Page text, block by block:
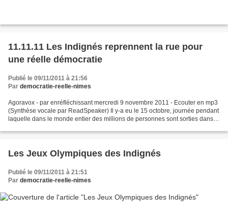
11.11.11 Les Indignés reprennent la rue pour
une réelle démocratie
Publié le 09/11/2011 à 21:56
Par democratie-reelle-nimes
Agoravox - par enréfléchissant mercredi 9 novembre 2011 - Ecouter en mp3
(Synthèse vocale par ReadSpeaker) Il y-a eu le 15 octobre, journée pendant
laquelle dans le monde entier des millions de personnes sont sorties dans le
Les Jeux Olympiques des Indignés
Publié le 09/11/2011 à 21:51
Par democratie-reelle-nimes